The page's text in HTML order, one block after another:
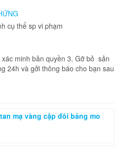
cụ thể sp vi phạm
minh bản quyền 3. Gỡ bỏ sản
24h và gởi thông báo cho bạn sau
mạ vàng cặp đôi bảng mo